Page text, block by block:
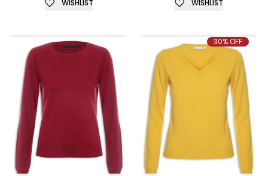
WISHLIST
WISHLIST
30% OFF